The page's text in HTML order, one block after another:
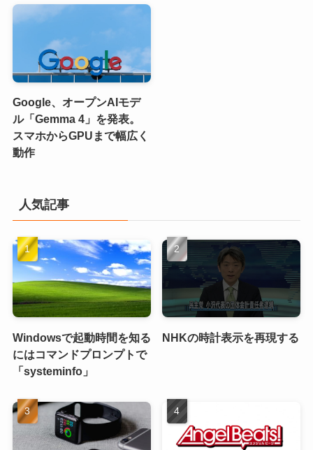
Google、オープンAIモデ
ル「Gemma 4」を発表。
スマホからGPUまで幅広く
動作
人気記事
Windowsで起動時間を知る
にはコマンドプロンプトで
「systeminfo」
NHKの時計表示を再現する